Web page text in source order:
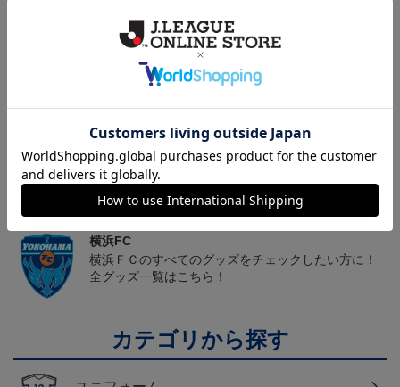
トピックス
こだわりのデザインに注目！タオルマフラーは応援
の必須アイテム！
横浜FC
横浜ＦＣのすべてのグッズをチェックしたい方に！
全グッズ一覧はこちら！
カテゴリから探す